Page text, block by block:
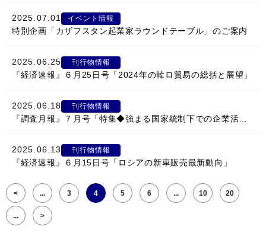
2025.07.01 イベント情報
特別企画「カザフスタン起業家ラウンドテーブル」のご案内
2025.06.25 刊行物情報
『経済速報』６月25日号「2024年の韓ロ貿易の総括と展望」
2025.06.18 刊行物情報
2025.06.13 刊行物情報
『経済速報』６月15日号「ロシアの新車販売最新動向」
< ... 3 4 5 6 ... 10 20
... >